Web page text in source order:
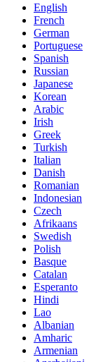
English
French
German
Portuguese
Spanish
Russian
Japanese
Korean
Arabic
Irish
Greek
Turkish
Italian
Danish
Romanian
Indonesian
Czech
Afrikaans
Swedish
Polish
Basque
Catalan
Esperanto
Hindi
Lao
Albanian
Amharic
Armenian